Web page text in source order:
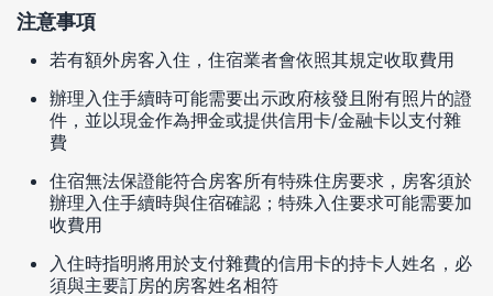
注意事項
若有額外房客入住，住宿業者會依照其規定收取費用
辦理入住手續時可能需要出示政府核發且附有照片的證
件，並以現金作為押金或提供信用卡/金融卡以支付雜
費
住宿無法保證能符合房客所有特殊住房要求，房客須於
辦理入住手續時與住宿確認；特殊入住要求可能需要加
收費用
入住時指明將用於支付雜費的信用卡的持卡人姓名，必
須與主要訂房的房客姓名相符